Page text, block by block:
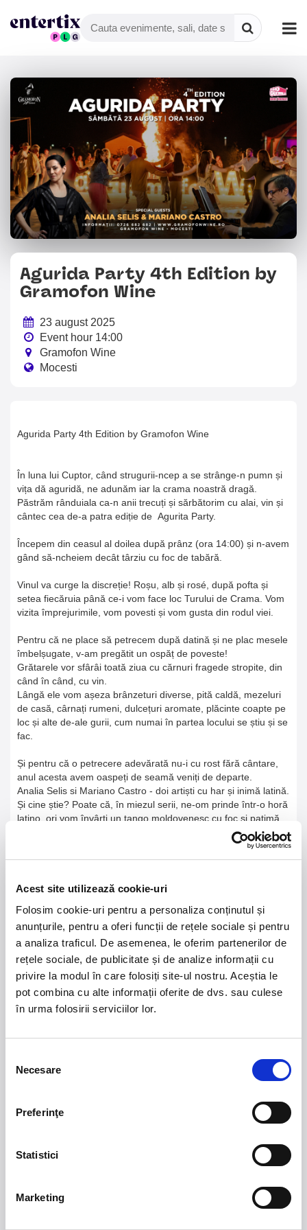
Acest site utilizează cookie-uri
Folosim cookie-uri pentru a personaliza conținutul și
anunțurile, pentru a oferi funcții de rețele sociale și pentru
a analiza traficul. De asemenea, le oferim partenerilor de
rețele sociale, de publicitate și de analize informații cu
privire la modul în care folosiți site-ul nostru. Aceștia le
pot combina cu alte informații oferite de dvs. sau culese
în urma folosirii serviciilor lor.
consimțământului
Necesare
Preferinţe
Statistici
Marketing
Agurida Party 4th Edition by Gramofon Wine
În luna lui Cuptor, când strugurii-ncep a se strânge-n pumn și
vița dă aguridă, ne adunăm iar la crama noastră dragă.
Păstrăm rânduiala ca-n anii trecuți și sărbătorim cu alai, vin și
cântec cea de-a patra ediție de Agurita Party.
Începem din ceasul al doilea după prânz (ora 14:00) și n-avem
gând să-ncheiem decât târziu cu foc de tabără.
Vinul va curge la discreție! Roșu, alb și rosé, după pofta și
setea fiecăruia până ce-i vom face loc Turului de Crama. Vom
vizita împrejurimile, vom povesti și vom gusta din rodul viei.
Pentru că ne place să petrecem după datină și ne plac mesele
îmbelșugate, v-am pregătit un ospăț de poveste!
Grătarele vor sfârâi toată ziua cu cărnuri fragede stropite, din
când în când, cu vin.
Lângă ele vom așeza brânzeturi diverse, pită caldă, mezeluri
de casă, cârnați rumeni, dulcețuri aromate, plăcinte coapte pe
loc și alte de-ale gurii, cum numai în partea locului se știu și se
fac.
Și pentru că o petrecere adevărată nu-i cu rost fără cântare,
anul acesta avem oaspeți de seamă veniți de departe.
Analia Selis si Mariano Castro - doi artiști cu har și inimă latină.
Și cine știe? Poate că, în miezul serii, ne-om prinde într-o horă
latino, ori vom învârti un tango moldovenesc cu foc și patimă,
Așadar, vă poftim cu drag sâmbătă, 23 august, în inima
cea de-a patra ediție Agurida Party.
ntrare: 450 RON/ persoană
Rezervare & Detalii: 0726 682 682
crama@gramofonwine.ro
Agurida Party 4th Edition by
Gramofon Wine
23 august 2025
Event hour 14:00
Gramofon Wine
Mocesti
21 - 22 august 2026
Sala Palatului, Bucuresti
Summer Well 2026
Domeniul Stirbey Voda, Buftea
Blackbriar - A Thousand Little Deaths Tour-